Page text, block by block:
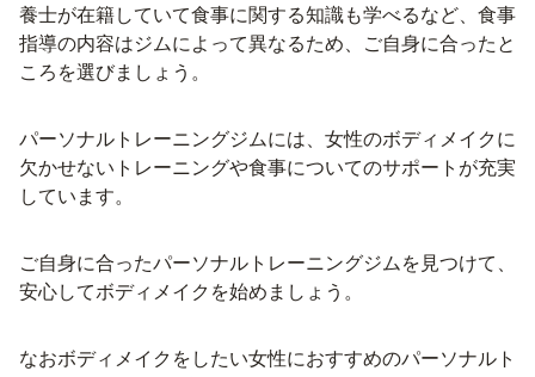
養士が在籍していて食事に関する知識も学べるなど、食事
指導の内容はジムによって異なるため、ご自身に合ったと
ころを選びましょう。
パーソナルトレーニングジムには、女性のボディメイクに
欠かせないトレーニングや食事についてのサポートが充実
しています。
ご自身に合ったパーソナルトレーニングジムを見つけて、
安心してボディメイクを始めましょう。
なおボディメイクをしたい女性におすすめのパーソナルト